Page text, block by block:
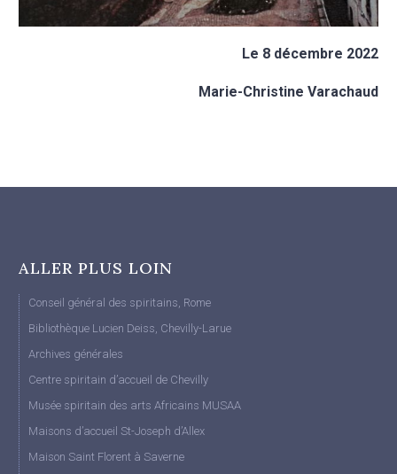
Le 8 décembre 2022
Marie-Christine Varachaud
ALLER PLUS LOIN
Conseil général des spiritains, Rome
Bibliothèque Lucien Deiss, Chevilly-Larue
Archives générales
Centre spiritain d’accueil de Chevilly
Musée spiritain des arts Africains MUSAA
Maisons d’accueil St-Joseph d’Allex
Maison Saint Florent à Saverne